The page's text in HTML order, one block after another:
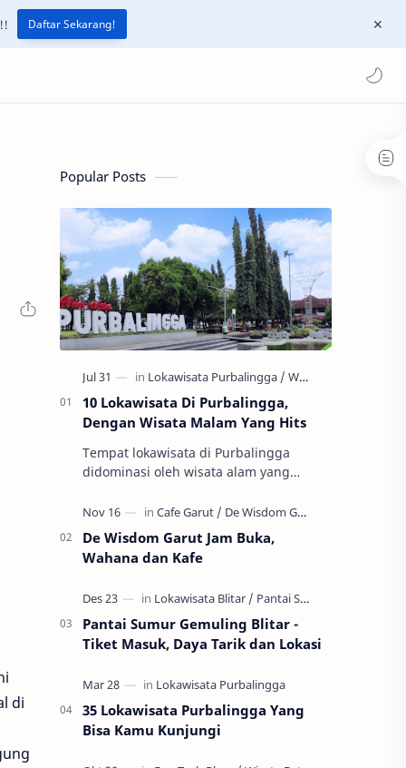
Daftar Sekarang!
di
Popular Posts
10 Lokawisata Di Purbalingga,
Dengan Wisata Malam Yang Hits
Tempat lokawisata di Purbalingga
didominasi oleh wisata alam yang
wisata kekinian. Sehingga wisata
Purbalingga l…
De Wisdom Garut Jam Buka,
Wahana dan Kafe
Pantai Sumur Gemuling Blitar -
Tiket Masuk, Daya Tarik dan Lokasi
35 Lokawisata Purbalingga Yang
Bisa Kamu Kunjungi